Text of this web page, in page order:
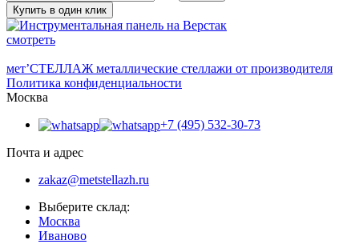
смотреть
мет’СТЕЛЛАЖ металлические стеллажи от производителя
Политика конфиденциальности
Москва
+7 (495) 532-30-73
Почта и адрес
zakaz@metstellazh.ru
Выберите склад:
Москва
Иваново